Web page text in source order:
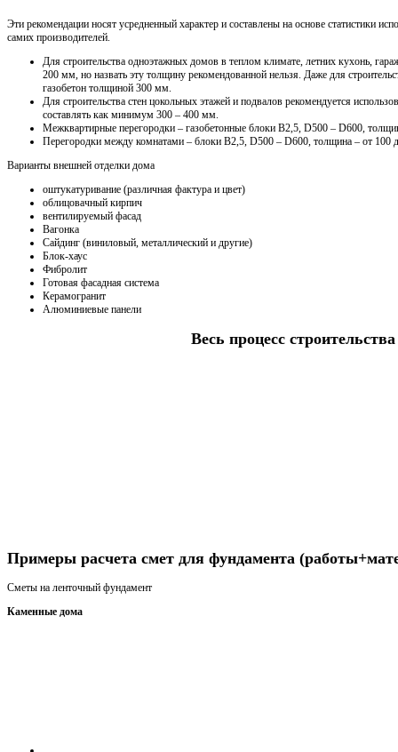
Эти рекомендации носят усредненный характер и составлены на основе статистики
самих производителей.
Для строительства одноэтажных домов в теплом климате, летних кухонь,
200 мм, но назвать эту толщину рекомендованной нельзя. Даже для
газобетон толщиной 300 мм.
Для строительства стен цокольных этажей и подвалов рекомендуется
составлять как минимум 300 – 400 мм.
Межквартирные перегородки – газобетонные блоки В2,5, D500 – D600,
Перегородки между комнатами – блоки В2,5, D500 – D600, толщина – от 100
Варианты внешней отделки дома
оштукатуривание (различная фактура и цвет)
облицовачный кирпич
вентилируемый фасад
Вагонка
Сайдинг (виниловый, металлический и другие)
Блок-хаус
Фибролит
Готовая фасадная система
Керамогранит
Алюминиевые панели
Весь процесс
Примеры расчета смет для фундамента
Сметы на ленточный фундамент
Каменные дома